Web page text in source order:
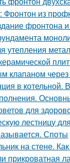
из
фронтона
клапаном
в
для
лестницу
Споты
на стене.
прикроватная